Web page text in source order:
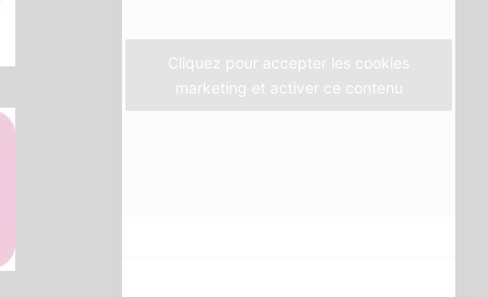
m
Cliquez pour accepter les cookies
marketing et activer ce contenu